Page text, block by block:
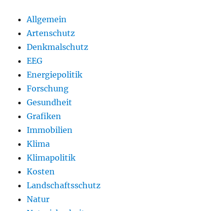
Allgemein
Artenschutz
Denkmalschutz
EEG
Energiepolitik
Forschung
Gesundheit
Grafiken
Immobilien
Klima
Klimapolitik
Kosten
Landschaftsschutz
Natur